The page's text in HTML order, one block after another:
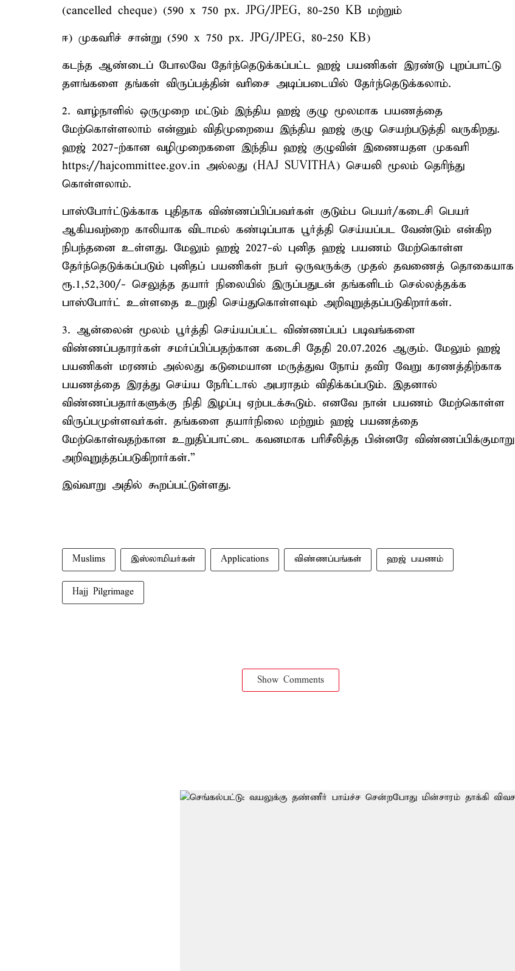
(cancelled cheque) (590 x 750 px. JPG/JPEG, 80-250 KB மற்றும்
ஈ) முகவரிச் சான்று (590 x 750 px. JPG/JPEG, 80-250 KB)
கடந்த ஆண்டைப் போலவே தேர்ந்தெடுக்கப்பட்ட ஹஜ் பயணிகள் இரண்டு புறப்பாட்டு
தளங்களை தங்கள் விருப்பத்தின் வரிசை அடிப்படையில் தேர்ந்தெடுக்கலாம்.
2. வாழ்நாளில் ஒருமுறை மட்டும் இந்திய ஹஜ் குழு மூலமாக பயணத்தை
மேற்கொள்ளலாம் என்னும் விதிமுறையை இந்திய ஹஜ் குழு செயற்படுத்தி வருகிறது.
ஹஜ் 2027-ற்கான வழிமுறைகளை இந்திய ஹஜ் குழுவின் இணையதள முகவரி
https://hajcommittee.gov.in அல்லது (HAJ SUVITHA) செயலி மூலம் தெரிந்து
கொள்ளலாம்.
பாஸ்போர்ட்டுக்காக புதிதாக விண்ணப்பிப்பவர்கள் குடும்ப பெயர்/கடைசி பெயர்
ஆகியவற்றை காலியாக விடாமல் கண்டிப்பாக பூர்த்தி செய்யப்பட வேண்டும் என்கிற
நிபந்தனை உள்ளது. மேலும் ஹஜ் 2027-ல் புனித ஹஜ் பயணம் மேற்கொள்ள
தேர்ந்தெடுக்கப்படும் புனிதப் பயணிகள் நபர் ஒருவருக்கு முதல் தவணைத் தொகையாக
ரூ.1,52,300/- செலுத்த தயார் நிலையில் இருப்பதுடன் தங்களிடம் செல்லத்தக்க
பாஸ்போர்ட் உள்ளதை உறுதி செய்துகொள்ளவும் அறிவுறுத்தப்படுகிறார்கள்.
3. ஆன்லைன் மூலம் பூர்த்தி செய்யப்பட்ட விண்ணப்பப் படிவங்களை
விண்ணப்பதாரர்கள் சமர்ப்பிப்பதற்கான கடைசி தேதி 20.07.2026 ஆகும். மேலும் ஹஜ்
பயணிகள் மரணம் அல்லது கடுமையான மருத்துவ நோய் தவிர வேறு கரணத்திற்காக
பயணத்தை இரத்து செய்ய நேரிட்டால் அபராதம் விதிக்கப்படும். இதனால்
விண்ணப்பதார்களுக்கு நிதி இழப்பு ஏற்படக்கூடும். எனவே நான் பயணம் மேற்கொள்ள
விருப்பமுள்ளவர்கள். தங்களை தயார்நிலை மற்றும் ஹஜ் பயணத்தை
மேற்கொள்வதற்கான உறுதிப்பாட்டை கவனமாக பரிசீலித்த பின்னரே விண்ணப்பிக்குமாறு
அறிவுறுத்தப்படுகிறார்கள்.”
இவ்வாறு அதில் கூறப்பட்டுள்ளது.
Muslims இஸ்லாமியர்கள் Applications விண்ணப்பங்கள் ஹஜ் பயணம்
Hajj Pilgrimage
Show Comments